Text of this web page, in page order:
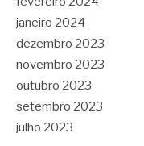
janeiro 2024
dezembro 2023
novembro 2023
outubro 2023
setembro 2023
julho 2023